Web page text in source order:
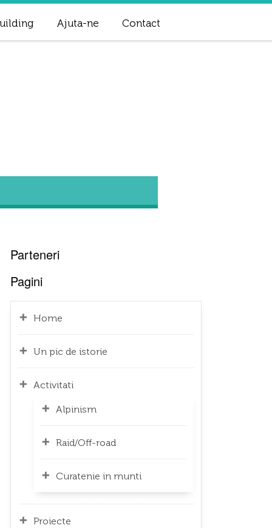
Ajuta-ne Contact
Parteneri
Pagini
Home
Un pic de istorie
Activitati
Alpinism
Raid/Off-road
Curatenie in munti
Proiecte